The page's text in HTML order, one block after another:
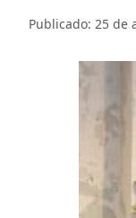
Publicado: 25 de